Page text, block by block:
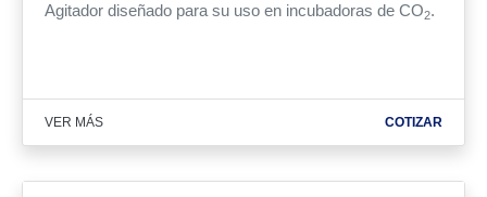
Agitador diseñado para su uso en incubadoras de CO2.
VER MÁS COTIZAR